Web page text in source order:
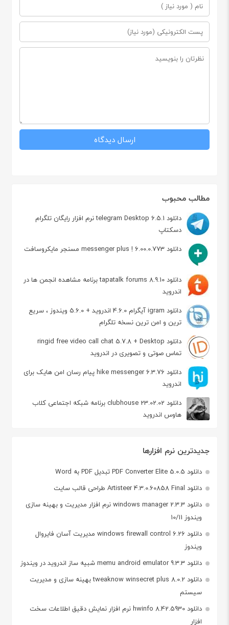
مطالب محبوب
دانلود telegram Desktop 6.5.1 نرم افزار رایگان تلگرام
دسکتاپ
دانلود messenger plus ! 6.00.0.773 مسنجر مایکروسافت
دانلود tapatalk forums 8.9.10 برنامه مشاهده انجمن ها در
اندروید
دانلود igram آیگرام 4.6.0 اندروید + 5.6.0 ویندوز ، سریع
ترین و امن ترین نسخه تلگرام
دانلود ringid free video call chat 5.7.8 + Desktop
تماس صوتی و تصویری در اندروید
دانلود hike messenger 6.3.76 پیام‌ رسان‌ امن هایک برای
اندروید
دانلود clubhouse 23.02.02 برنامه شبکه اجتماعی کلاب
هاوس اندروید
جدیدترین نرم افزارها
دانلود PDF Converter Elite 5.0.5 تبدیل PDF به Word
دانلود Artisteer 4.3.0.60858 Final طراحی قالب سایت
دانلود windows manager 2.3.3 نرم افزار مدیریت و بهینه سازی
ویندوز 10/11
دانلود windows firewall control 6.26 مدیریت آسان فایروال
ویندوز
دانلود memu android emulator 9.3.3 شبیه ساز اندروید در ویندوز
دانلود tweaknow winsecret plus 8.0.2 بهینه سازی و مدیریت
سیستم
دانلود hwinfo 8.42.5930 نرم افزار نمایش دقیق اطلاعات سخت
افزار